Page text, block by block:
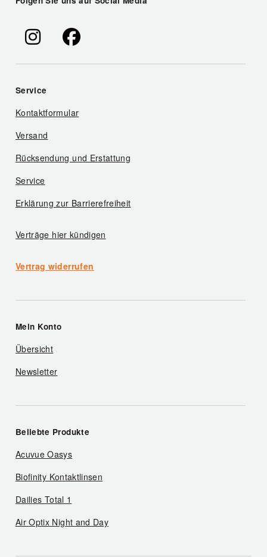
Service
Kontaktformular
Versand
Rücksendung und Erstattung
Service
Erklärung zur Barrierefreiheit
Verträge hier kündigen
Vertrag widerrufen
Mein Konto
Übersicht
Newsletter
Beliebte Produkte
Acuvue Oasys
Biofinity Kontaktlinsen
Dailies Total 1
Air Optix Night and Day